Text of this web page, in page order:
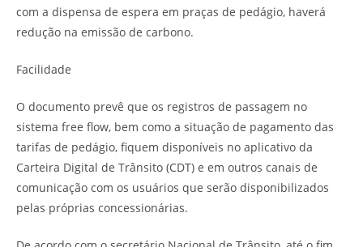
com a dispensa de espera em praças de pedágio, haverá
redução na emissão de carbono.
Facilidade
O documento prevê que os registros de passagem no
sistema free flow, bem como a situação de pagamento das
tarifas de pedágio, fiquem disponíveis no aplicativo da
Carteira Digital de Trânsito (CDT) e em outros canais de
comunicação com os usuários que serão disponibilizados
pelas próprias concessionárias.